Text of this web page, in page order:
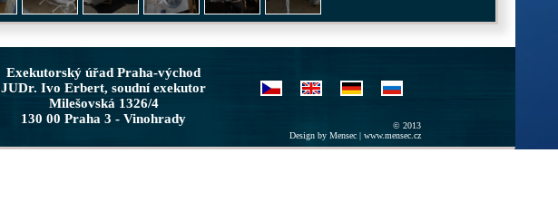
Exekutorský úřad Praha-východ
JUDr. Ivo Erbert, soudní exekutor
Milešovská 1326/4
130 00 Praha 3 - Vinohrady
© 2013
Design by Mensec | www.mensec.cz